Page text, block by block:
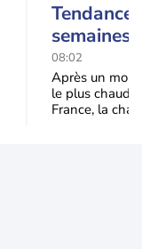
Tendance
semaines
septembre
08:02
Après un
le plus chaud
France, la